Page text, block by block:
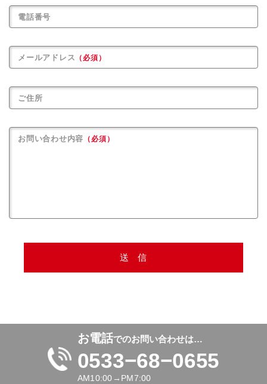
電話番号
メールアドレス （必須）
ご住所
お問い合わせ内容 （必須）
お電話でのお問い合わせは…
0533−68−0655
AM10:00→PM7:00